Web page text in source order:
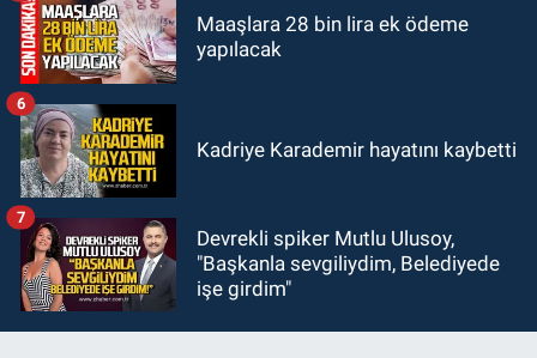
Maaşlara 28 bin lira ek ödeme
yapılacak
Kadriye Karademir hayatını kaybetti
6
Devrekli spiker Mutlu Ulusoy,
"Başkanla sevgiliydim, Belediyede
işe girdim"
7